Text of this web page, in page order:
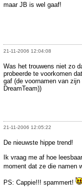
maar JB is wel gaaf!
21-11-2006 12:04:08
Was het trouwens niet zo
probeerde te voorkomen
gaf (de voornamen van
DreamTeam))
21-11-2006 12:05:22
De nieuwste hippe trend!
Ik vraag me af hoe
moment dat ze die namen
PS: Cappie!!! spammert!